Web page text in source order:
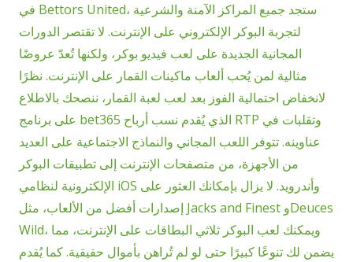
في Bettors United، ستجد جميع المراكز الآمنة والشرعية
لتجربة البوكر الإلكتروني على الإنترنت. لا تقتصر الدورات
المجانية الجديدة على لعب فيديو بوكر، ولكنها تُعدّ عروضًا
مثالية لمن يُحب ألعاب ماكينات القمار على الإنترنت. نظرًا
لانخفاض احتمالية الفوز بعد لعب لعبة القمار، ننصحك بالاطلاع
على برنامج bet365 الذي يُقدم نسب أرباح RTP وتقلبات في
عناوينه. تتوفر اللعب المجاني والنماذج الاجتماعية على العديد
من الأجهزة، من متصفحات الإنترنت إلى تطبيقات البوكر
الإلكترونية لنظامي iOS وأندرويد. لا يزال بإمكانك العثور على
إصدارات أفضل من الألعاب، مثل Jacks and Finest وDeuces
Wild، ويمكنك لعب البوكر ثلاثي البطاقات على الإنترنت، مما
يضمن لك تنوعًا كبيرًا حتى لو لم تُراهن بأموال حقيقية. كما يُقدم